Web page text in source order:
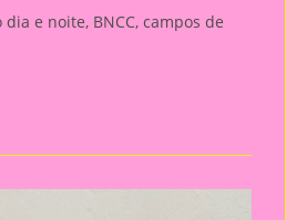
e noite, BNCC, campos de